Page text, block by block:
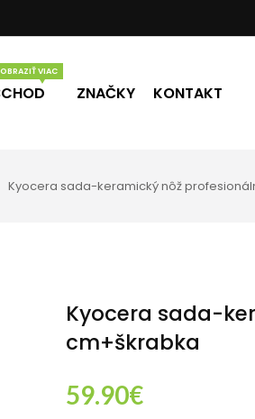
Darčekové poukážky
ZNAČKY KONTAKT
Kyocera sada-keramický nôž
Kyocera sada-
cm+škrabka
59.90€